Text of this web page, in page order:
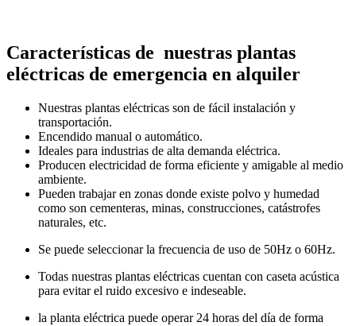
Características de nuestras plantas
eléctricas de emergencia en alquiler
Nuestras plantas eléctricas son de fácil instalación y
transportación.
Encendido manual o automático.
Ideales para industrias de alta demanda eléctrica.
Producen electricidad de forma eficiente y amigable al medio
ambiente.
Pueden trabajar en zonas donde existe polvo y humedad
como son cementeras, minas, construcciones, catástrofes
naturales, etc.
Se puede seleccionar la frecuencia de uso de 50Hz o 60Hz.
Todas nuestras plantas eléctricas cuentan con caseta acústica
para evitar el ruido excesivo e indeseable.
la planta eléctrica puede operar 24 horas del día de forma